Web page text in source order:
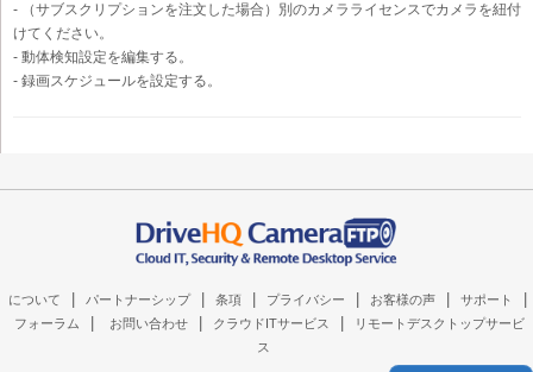
- （サブスクリプションを注文した場合）別のカメラライセンスでカメラを紐付
けてください。
- 動体検知設定を編集する。
- 録画スケジュールを設定する。
について パートナーシップ 条項 プライバシー お客様の声 サポート
フォーラム お問い合わせ クラウドITサービス
リモートデスクトップサービ
ス